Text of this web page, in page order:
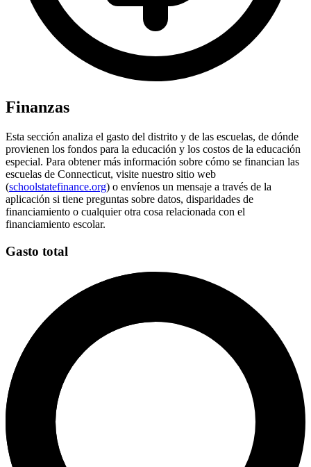
Finanzas
Esta sección analiza el gasto del distrito y de las escuelas, de dónde
provienen los fondos para la educación y los costos de la educación
especial. Para obtener más información sobre cómo se financian las
escuelas de Connecticut, visite nuestro sitio web
(schoolstatefinance.org) o envíenos un mensaje a través de la
aplicación si tiene preguntas sobre datos, disparidades de
financiamiento o cualquier otra cosa relacionada con el
financiamiento escolar.
Gasto total